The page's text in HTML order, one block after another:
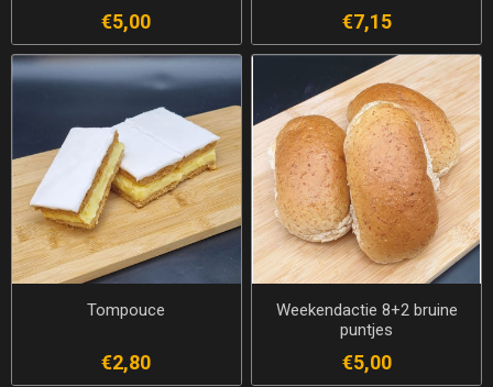
€5,00 €7,15
Tompouce
€2,80
Weekendactie 8+2 bruine
puntjes
€5,00